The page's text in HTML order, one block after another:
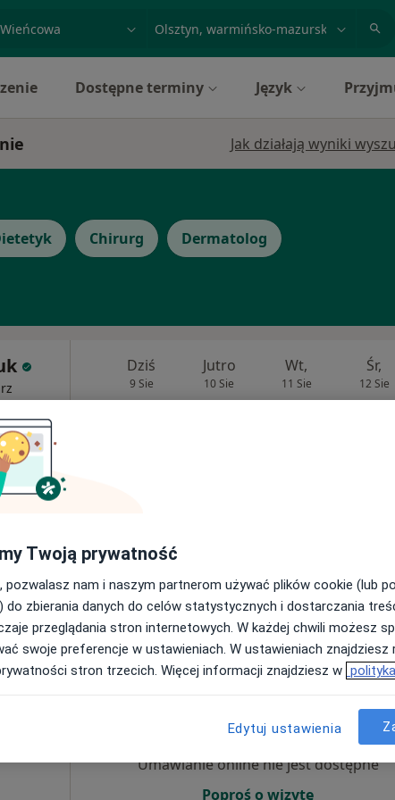
badanie lub nazwiskomiasto lub dzielnica
Dostępne terminy Język
Jak działają wyniki
Chirurg Dermatolog
135 zł
Dziś
9 Sie
Jutro
10 Sie
Wt,
11 Sie
Śr,
12 Sie
Wt, Śr,
Umawianie online nie jest dostępne
Poproś o wizytę
Twoją prywatność
pozwalasz nam i naszym partnerom używać plików cookie (lub
do zbierania danych do celów statystycznych i dostarczania
przeglądania stron internetowych. W każdej chwili możesz
swoje preferencje w ustawieniach. W ustawieniach znajdziesz
stron trzecich. Więcej informacji znajdziesz w
Edytuj ustawienia